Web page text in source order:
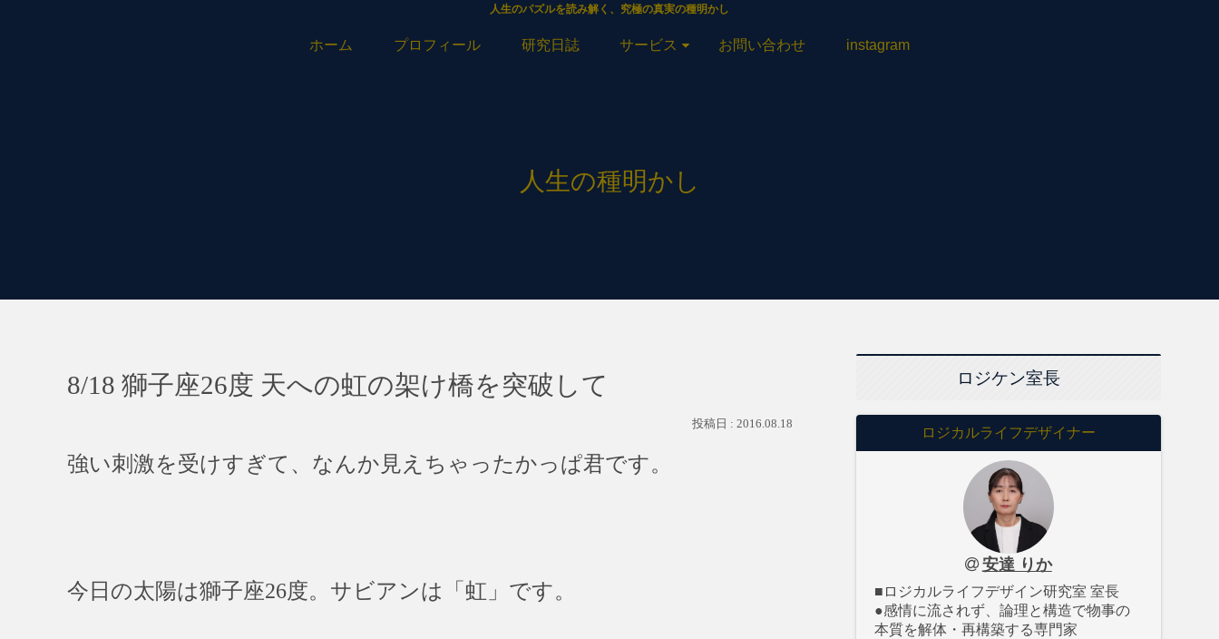
人生の種明かし
人生のパズルを読み解く、究極の真実の種明かし
ホーム プロフィール 研究日誌 サービス お問い合わせ instagram
8/18 獅子座26度 天への虹の架け橋を突破して
2016.08.18
強い刺激を受けすぎて、なんか見えちゃったかっぱ君です。
今日の太陽は獅子座26度。サビアンは「虹」です。
ロジケン室長
ロジカルライフデザイナー
安達 りか
■ロジカルライフデザイン研究室 室長
●感情に流されず、論理と構造で物事の
本質を解体・再構築する専門家